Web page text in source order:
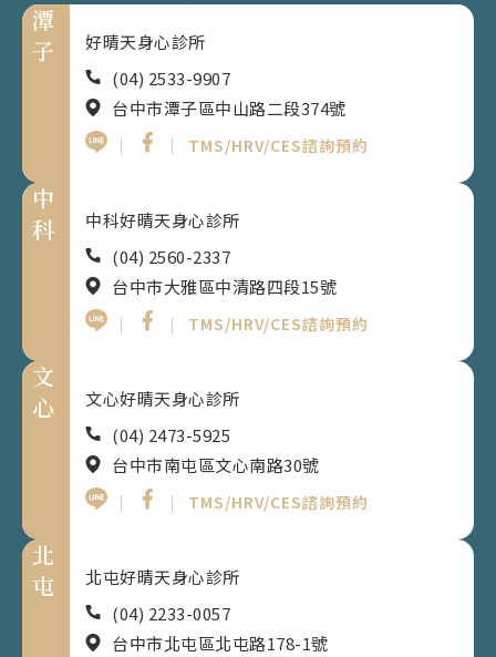
潭
子
好晴天身心診所
(04) 2533-9907
台中市潭子區中山路二段374號
｜
｜ TMS/HRV/CES諮詢預約
中
科
中科好晴天身心診所
(04) 2560-2337
台中市大雅區中清路四段15號
｜
｜ TMS/HRV/CES諮詢預約
文
心
文心好晴天身心診所
(04) 2473-5925
台中市南屯區文心南路30號
｜
｜ TMS/HRV/CES諮詢預約
北
屯
北屯好晴天身心診所
(04) 2233-0057
台中市北屯區北屯路178-1號